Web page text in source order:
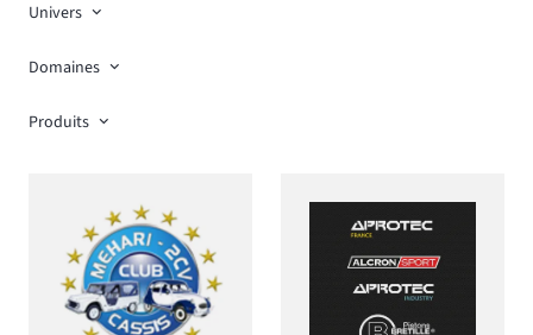
Univers
Domaines
Produits